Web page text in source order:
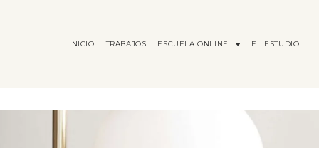
INICIO TRABAJOS ESCUELA ONLINE EL ESTUDIO